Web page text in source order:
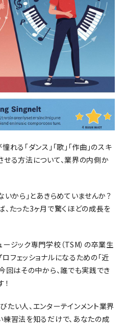
る「ダンス」「歌」「作曲」のスキ
る方法について、業界の内側か
いから」とあきらめていませんか？
たった3ヶ月で驚くほどの成長を
ジック専門学校（TSM）の卒業生
フェッショナルになるための「近
回はその中から、誰でも実践でき
い人、エンターテインメント業界
練習法を知るだけで、あなたの成